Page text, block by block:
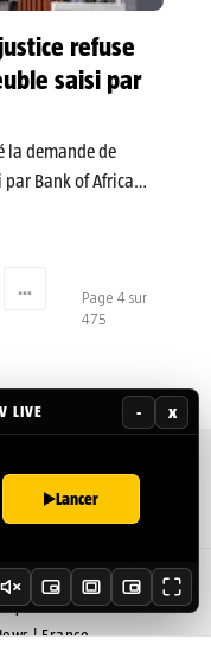
refuse
saisi par
la demande de
Bank of Africa
de plus de 977
…
Page 4 sur
475
Google Play
légales
De Cookies
| France
LIVE - x
Lancer